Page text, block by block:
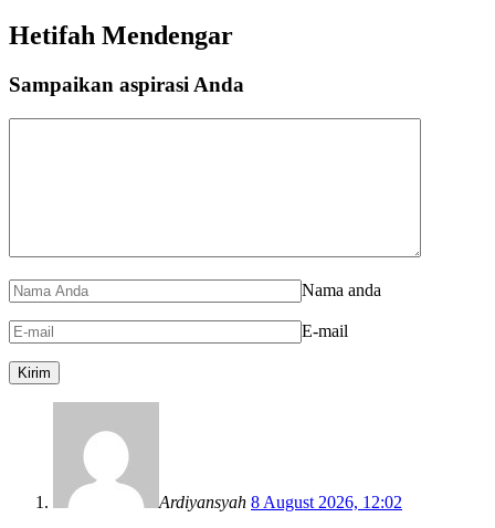
Hetifah Mendengar
Sampaikan aspirasi Anda
Nama anda
E-mail
Ardiyansyah 8 August 2026, 12:02